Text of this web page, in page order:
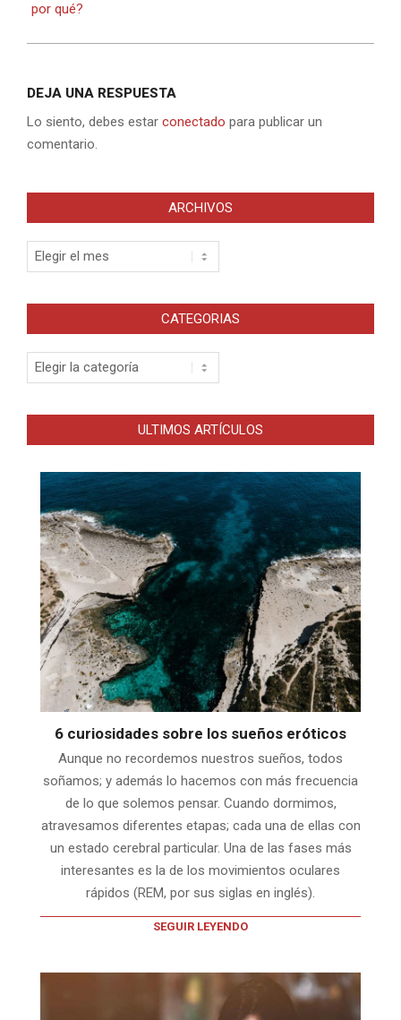
por qué?
DEJA UNA RESPUESTA
Lo siento, debes estar conectado para publicar un
comentario.
ARCHIVOS
Archivos
CATEGORIAS
Categorias
ULTIMOS ARTÍCULOS
6 curiosidades sobre los sueños eróticos
Aunque no recordemos nuestros sueños, todos
soñamos; y además lo hacemos con más frecuencia
de lo que solemos pensar. Cuando dormimos,
atravesamos diferentes etapas; cada una de ellas con
un estado cerebral particular. Una de las fases más
interesantes es la de los movimientos oculares
rápidos (REM, por sus siglas en inglés).
SEGUIR LEYENDO